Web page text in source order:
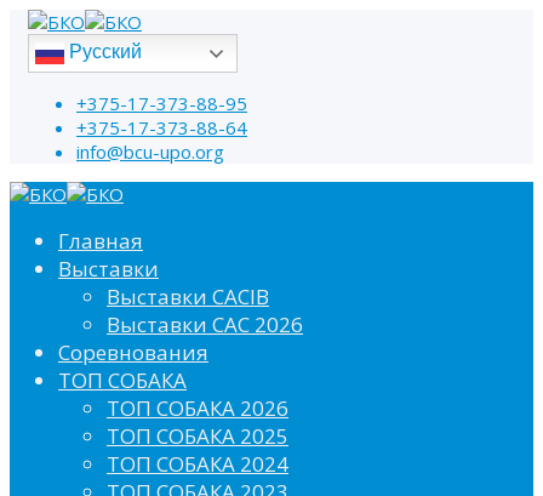
Русский
+375-17-373-88-95
+375-17-373-88-64
info@bcu-upo.org
Главная
Выставки
Выставки CACIB
Выставки САС 2026
Соревнования
ТОП СОБАКА
ТОП СОБАКА 2026
ТОП СОБАКА 2025
ТОП СОБАКА 2024